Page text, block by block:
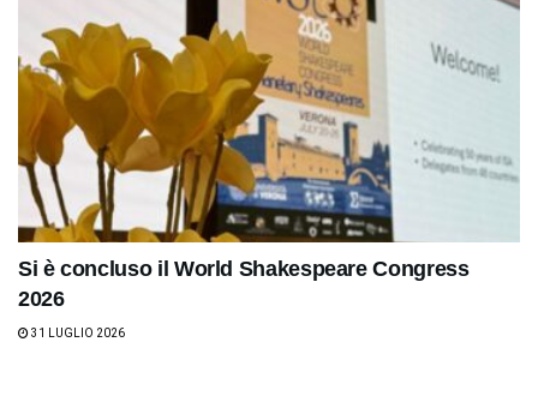
Si è concluso il World Shakespeare Congress
2026
31 LUGLIO 2026